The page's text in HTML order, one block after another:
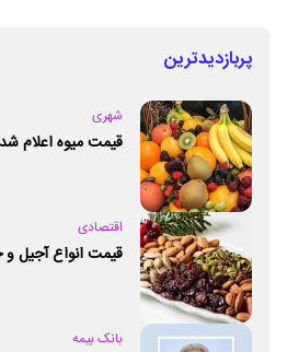
پربازدیدترین
شهری
قیمت میوه اعلام شد
اقتصادی
قیمت انواع آجیل و
بانک بیمه